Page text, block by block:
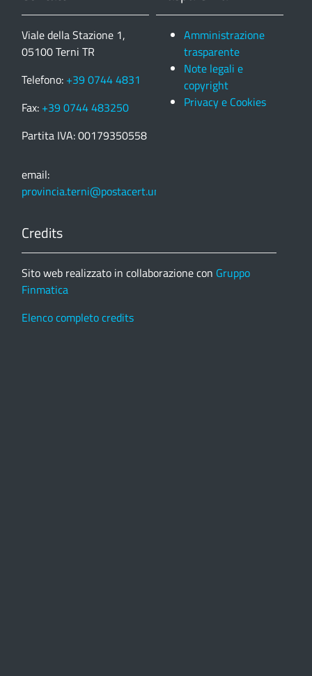
Viale della Stazione 1,
05100 Terni TR
Telefono: +39 0744 4831
Fax: +39 0744 483250
Partita IVA: 00179350558
email:
provincia.terni@postacert.umbria.it
Amministrazione
trasparente
Note legali e
copyright
Privacy e Cookies
Credits
Sito web realizzato in collaborazione con Gruppo
Finmatica
Elenco completo credits